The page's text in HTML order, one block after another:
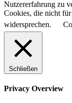
Nutzererfahrung zu
Cookies, die nicht
widersprechen.
Schließen
Privacy Overview